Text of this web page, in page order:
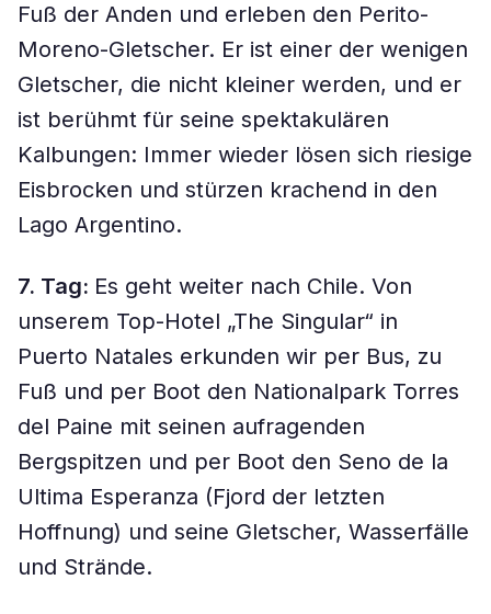
Fuß der Anden und erleben den Perito-
Moreno-Gletscher. Er ist einer der wenigen
Gletscher, die nicht kleiner werden, und er
ist berühmt für seine spektakulären
Kalbungen: Immer wieder lösen sich riesige
Eisbrocken und stürzen krachend in den
Lago Argentino.
7. Tag: Es geht weiter nach Chile. Von
unserem Top-Hotel „The Singular“ in
Puerto Natales erkunden wir per Bus, zu
Fuß und per Boot den Nationalpark Torres
del Paine mit seinen aufragenden
Bergspitzen und per Boot den Seno de la
Ultima Esperanza (Fjord der letzten
Hoffnung) und seine Gletscher, Wasserfälle
und Strände.